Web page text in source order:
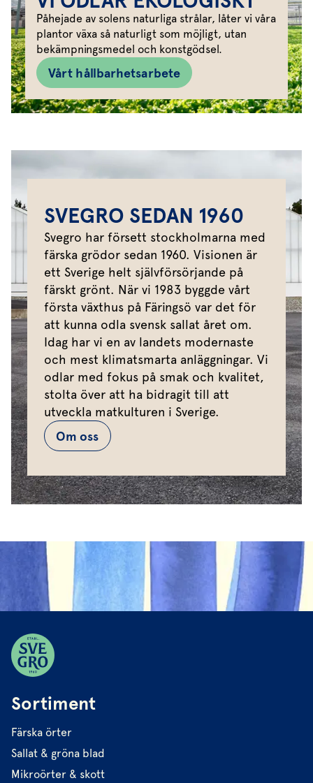
Påhejade av solens naturliga strålar, låter vi våra
plantor växa så naturligt som möjligt, utan
bekämpningsmedel och konstgödsel.
Vårt hållbarhetsarbete
SVEGRO SEDAN 1960
Svegro har försett stockholmarna med
färska grödor sedan 1960. Visionen är
ett Sverige helt självförsörjande på
färskt grönt. När vi 1983 byggde vårt
första växthus på Färingsö var det för
att kunna odla svensk sallat året om.
Idag har vi en av landets modernaste
och mest klimatsmarta anläggningar. Vi
odlar med fokus på smak och kvalitet,
stolta över att ha bidragit till att
utveckla matkulturen i Sverige.
Om oss
Sortiment
Färska örter
Sallat & gröna blad
Mikroörter & skott